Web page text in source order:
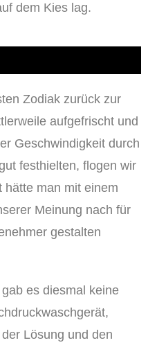
dem Kies lag.
Zodiak zurück zur
aufgefrischt und
Geschwindigkeit durch
festhielten, flogen wir
hätte man mit einem
Meinung nach für
gestalten
es diesmal keine
Lösung und den